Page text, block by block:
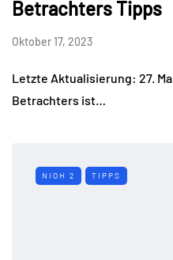
Betrachters Tipps
Oktober 17, 2023
Letzte Aktualisierung: 27.
Betrachters ist…
NIOH 2 TIPPS